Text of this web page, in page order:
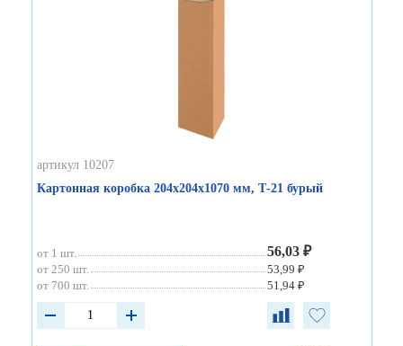
артикул 10207
Картонная коробка 204х204х1070 мм, Т-21 бурый
от 1 шт. 56,03 ₽
от 250 шт.
53,99 ₽
от 700 шт.
51,94 ₽